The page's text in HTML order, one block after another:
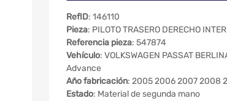
RefID: 146110
Pieza: PILOTO TRASERO DERECHO
Referencia pieza: 547874
Vehículo: VOLKSWAGEN PASSAT
Advance
Año fabricación: 2005 2006 2007 2008
Estado: Material de segunda mano